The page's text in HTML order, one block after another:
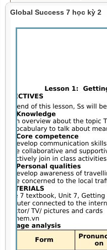
Global Success 7 học kỳ 2